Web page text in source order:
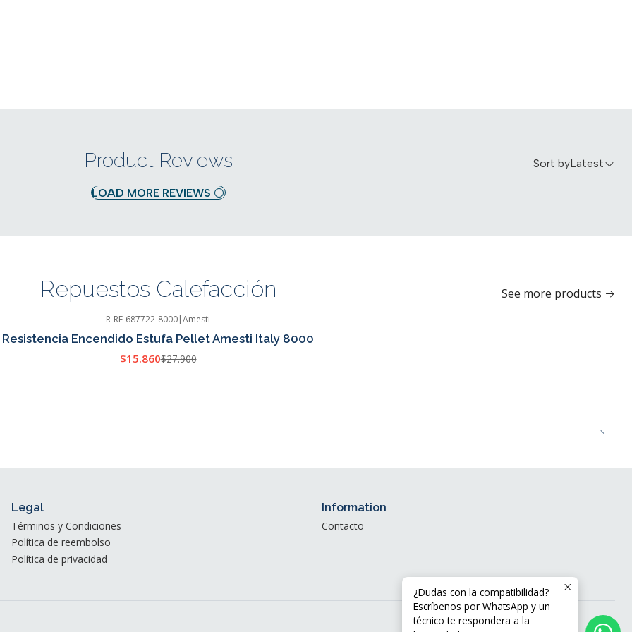
Product Reviews Sort byLatest
LOAD MORE REVIEWS
Repuestos Calefacción See more products
R-RE-687722-8000|Amesti
Resistencia Encendido Estufa Pellet Amesti Italy 8000
$15.860$27.900
Legal
Términos y Condiciones
Política de reembolso
Política de privacidad
Information
Contacto
¿Dudas con la compatibilidad?
Escríbenos por WhatsApp y un
técnico te respondera a la